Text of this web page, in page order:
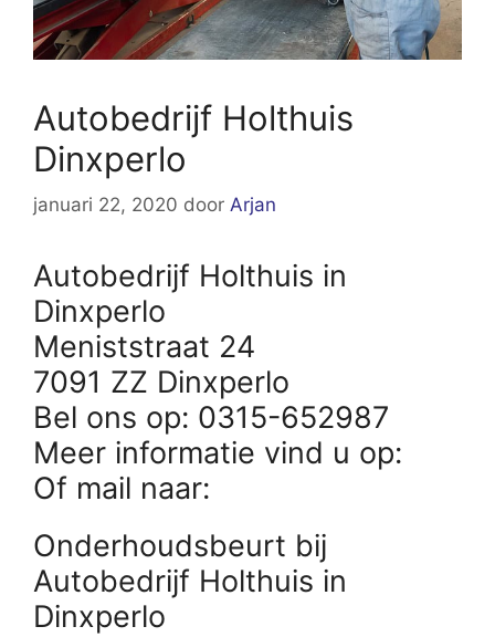
Autobedrijf Holthuis
Dinxperlo
januari 22, 2020 door Arjan
Autobedrijf Holthuis in
Dinxperlo
Meniststraat 24
7091 ZZ Dinxperlo
Bel ons op: 0315-652987
Meer informatie vind u op:
Of mail naar:
Onderhoudsbeurt bij
Autobedrijf Holthuis in
Dinxperlo